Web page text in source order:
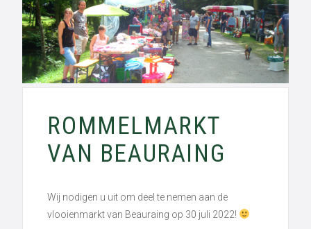
ROMMELMARKT
VAN BEAURAING
Wij nodigen u uit om deel te nemen aan de
vlooienmarkt van Beauraing op 30 juli 2022!